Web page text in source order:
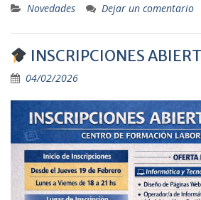
Novedades Dejar un comentario
INSCRIPCIONES
04/02/2026